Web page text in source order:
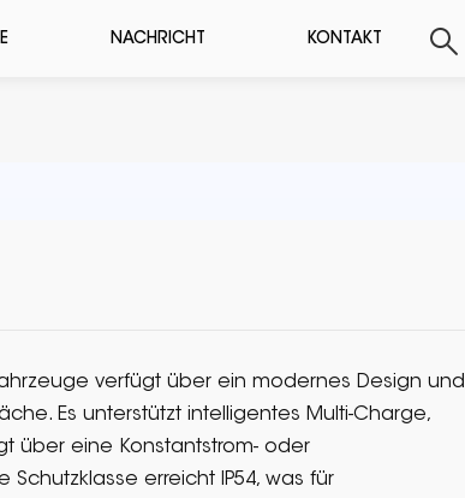
NACHRICHT KONTAKT
verfügt über ein modernes Design und
Es unterstützt intelligentes Multi-Charge,
über eine Konstantstrom- oder
Schutzklasse erreicht IP54, was für